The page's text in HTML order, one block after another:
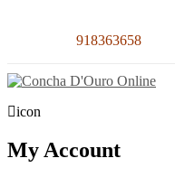
918363658
icon
My Account